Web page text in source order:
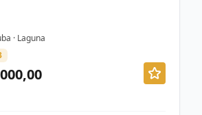
· Laguna